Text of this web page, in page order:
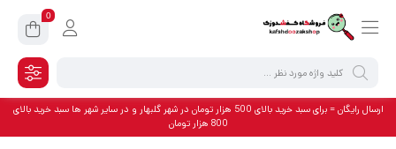
0
ارسال رایگان = برای سبد خرید بالای 500 هزار تومان در شهر گلبهار و در سایر شهر ها سبد خرید بالای
800 هزار تومان